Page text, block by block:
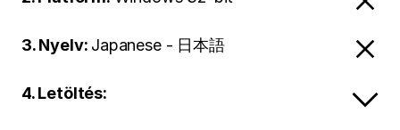
3. Nyelv: Japanese - 日本語
4. Letöltés: